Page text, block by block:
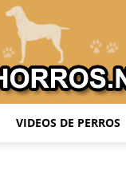
VIDEOS DE PERROS